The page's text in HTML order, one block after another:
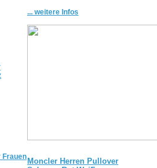
Frauen
... weitere Infos
Moncler Herren Pullover